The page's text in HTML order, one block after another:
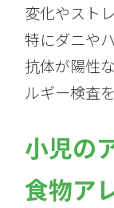
変化やスト
特にダニや
抗体が陽性
ルギー検査
小児の
食物ア